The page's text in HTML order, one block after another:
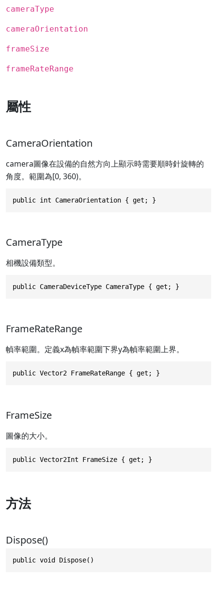
cameraType
cameraOrientation
frameSize
frameRateRange
屬性
CameraOrientation
camera圖像在設備的自然方向上顯示時需要順時針旋轉的
角度。範圍為[0, 360)。
public int CameraOrientation { get; }
CameraType
相機設備類型。
public CameraDeviceType CameraType { get; }
FrameRateRange
幀率範圍。定義x為幀率範圍下界y為幀率範圍上界。
public Vector2 FrameRateRange { get; }
FrameSize
圖像的大小。
public Vector2Int FrameSize { get; }
方法
Dispose()
public void Dispose()